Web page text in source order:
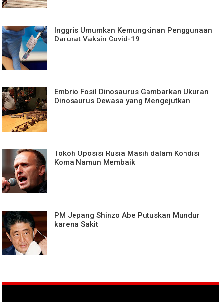
Inggris Umumkan Kemungkinan Penggunaan
Darurat Vaksin Covid-19
Embrio Fosil Dinosaurus Gambarkan Ukuran
Dinosaurus Dewasa yang Mengejutkan
Tokoh Oposisi Rusia Masih dalam Kondisi
Koma Namun Membaik
PM Jepang Shinzo Abe Putuskan Mundur
karena Sakit